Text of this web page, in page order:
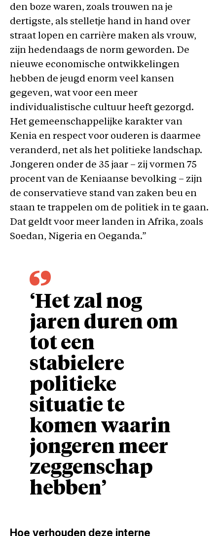
den boze waren, zoals trouwen na je
dertigste, als stelletje hand in hand over
straat lopen en carrière maken als vrouw,
zijn hedendaags de norm geworden. De
nieuwe economische ontwikkelingen
hebben de jeugd enorm veel kansen
gegeven, wat voor een meer
individualistische cultuur heeft gezorgd.
Het gemeenschappelijke karakter van
Kenia en respect voor ouderen is daarmee
veranderd, net als het politieke landschap.
Jongeren onder de 35 jaar – zij vormen 75
procent van de Keniaanse bevolking – zijn
de conservatieve stand van zaken beu en
staan te trappelen om de politiek in te gaan.
Dat geldt voor meer landen in Afrika, zoals
Soedan, Nigeria en Oeganda.”
‘Het zal nog
jaren duren om
tot een
stabielere
politieke
situatie te
komen waarin
jongeren meer
zeggenschap
hebben’
Hoe verhouden deze interne